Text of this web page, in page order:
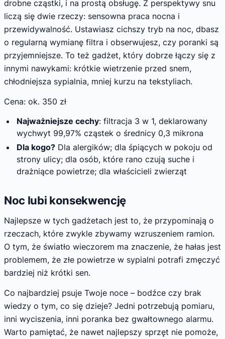
drobne cząstki, i na prostą obsługę. Z perspektywy snu
liczą się dwie rzeczy: sensowna praca nocna i
przewidywalność. Ustawiasz cichszy tryb na noc, dbasz
o regularną wymianę filtra i obserwujesz, czy poranki są
przyjemniejsze. To też gadżet, który dobrze łączy się z
innymi nawykami: krótkie wietrzenie przed snem,
chłodniejsza sypialnia, mniej kurzu na tekstyliach.
Cena: ok. 350 zł
Najważniejsze cechy: filtracja 3 w 1, deklarowany
wychwyt 99,97% cząstek o średnicy 0,3 mikrona
Dla kogo?Dla alergików; dla śpiących w pokoju od
strony ulicy; dla osób, które rano czują suche i
drażniące powietrze; dla właścicieli zwierząt
Noc lubi konsekwencję
Najlepsze w tych gadżetach jest to, że przypominają o
rzeczach, które zwykle zbywamy wzruszeniem ramion.
O tym, że światło wieczorem ma znaczenie, że hałas jest
problemem, że złe powietrze w sypialni potrafi zmęczyć
bardziej niż krótki sen.
Co najbardziej psuje Twoje noce – bodźce czy brak
wiedzy o tym, co się dzieje? Jedni potrzebują pomiaru,
inni wyciszenia, inni poranka bez gwałtownego alarmu.
Warto pamiętać, że nawet najlepszy sprzęt nie pomoże,